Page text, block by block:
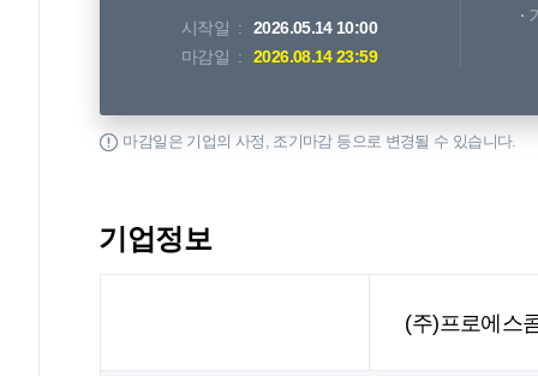
시작일
2026.05.14 10:00
마감일
2026.08.14 23:59
마감일은 기업의 사정, 조기마감 등으로 변경될 수 있습니다.
기업정보
(주)프로에스